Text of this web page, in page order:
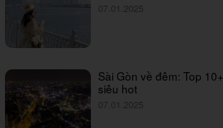
07.01.2025
Sài Gòn về đêm: Top
siêu hot
07.01.2025